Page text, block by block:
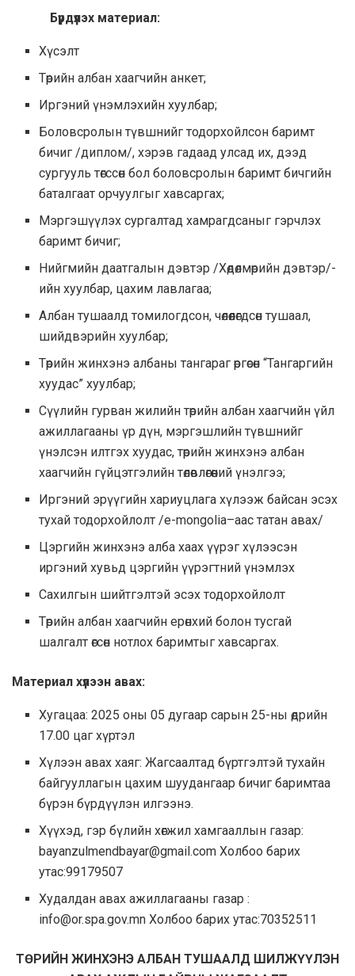
Бүрдүүлэх материал:
Хүсэлт
Төрийн албан хаагчийн анкет;
Иргэний үнэмлэхийн хуулбар;
Боловсролын түвшнийг тодорхойлсон баримт
бичиг /диплом/, хэрэв гадаад улсад их, дээд
сургууль төгссөн бол боловсролын баримт бичгийн
баталгаат орчуулгыг хавсаргах;
Мэргэшүүлэх сургалтад хамрагдсаныг гэрчлэх
баримт бичиг;
Нийгмийн даатгалын дэвтэр /Хөдөлмөрийн дэвтэр/-
ийн хуулбар, цахим лавлагаа;
Албан тушаалд томилогдсон, чөлөөлөгдсөн тушаал,
шийдвэрийн хуулбар;
Төрийн жинхэнэ албаны тангараг өргөсөн “Тангаргийн
хуудас” хуулбар;
Сүүлийн гурван жилийн төрийн албан хаагчийн үйл
ажиллагааны үр дүн, мэргэшлийн түвшнийг
үнэлсэн илтгэх хуудас, төрийн жинхэнэ албан
хаагчийн гүйцэтгэлийн төлөвлөгөөний үнэлгээ;
Иргэний эрүүгийн хариуцлага хүлээж байсан эсэх
тухай тодорхойлолт /e-mongolia–аас татан авах/
Цэргийн жинхэнэ алба хаах үүрэг хүлээсэн
иргэний хувьд цэргийн үүрэгтний үнэмлэх
Сахилгын шийтгэлтэй эсэх тодорхойлолт
Төрийн албан хаагчийн ерөнхий болон тусгай
шалгалт өгсөн нотлох баримтыг хавсаргах.
Материал хүлээн авах:
Хугацаа: 2025 оны 05 дугаар сарын 25-ны өдрийн
17.00 цаг хүртэл
Хүлээн авах хаяг: Жагсаалтад бүртгэлтэй тухайн
байгууллагын цахим шуудангаар бичиг баримтаа
бүрэн бүрдүүлэн илгээнэ.
Хүүхэд, гэр бүлийн хөгжил хамгааллын газар:
bayanzulmendbayar@gmail.com Холбоо барих
утас:99179507
Худалдан авах ажиллагааны газар :
info@or.spa.gov.mn Холбоо барих утас:70352511
ТӨРИЙН ЖИНХЭНЭ АЛБАН ТУШААЛД ШИЛЖҮҮЛЭН